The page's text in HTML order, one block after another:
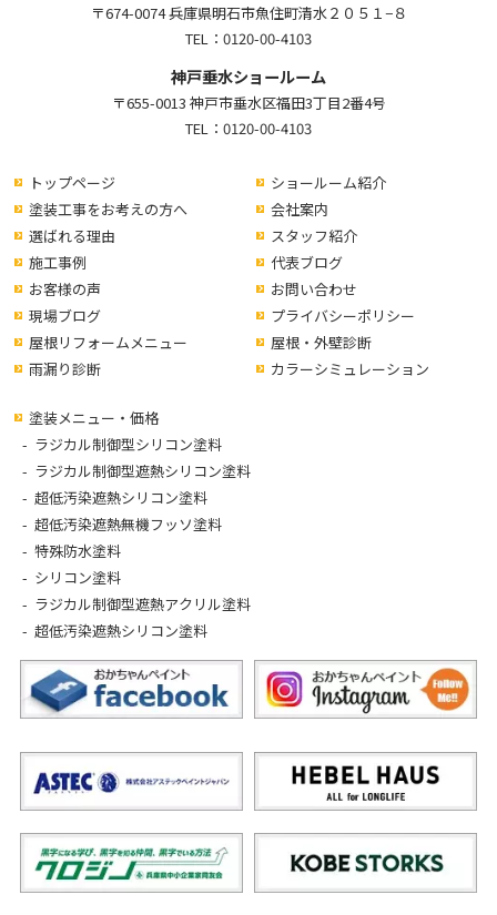
〒674-0074 兵庫県明石市魚住町清水２０５１−８
TEL： 0120-00-4103
神戸垂水ショールーム
〒655-0013 神戸市垂水区福田3丁目2番4号
TEL： 0120-00-4103
トップページ
塗装工事をお考えの方へ
選ばれる理由
ショールーム紹介
会社案内
スタッフ紹介
施工事例
お客様の声
現場ブログ
代表ブログ
お問い合わせ
プライバシーポリシー
屋根リフォームメニュー
雨漏り診断
屋根・外壁診断
カラーシミュレーション
塗装メニュー・価格
ラジカル制御型シリコン塗料
ラジカル制御型遮熱シリコン塗料
超低汚染遮熱シリコン塗料
超低汚染遮熱無機フッソ塗料
特殊防水塗料
シリコン塗料
ラジカル制御型遮熱アクリル塗料
超低汚染遮熱シリコン塗料